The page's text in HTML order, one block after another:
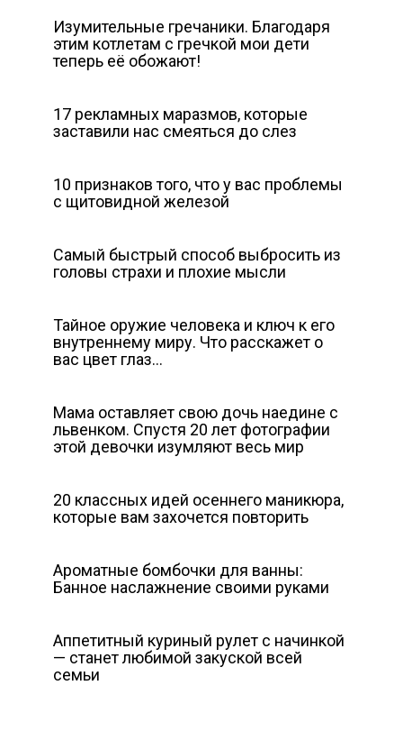
Изумительные гречаники. Благодаря
этим котлетам с гречкой мои дети
теперь её обожают!
17 рекламных маразмов, которые
заставили нас смеяться до слез
10 признаков того, что у вас проблемы
с щитовидной железой
Самый быстрый способ выбросить из
головы страхи и плохие мысли
Тайное оружие человека и ключ к его
внутреннему миру. Что расскажет о
вас цвет глаз…
Мама оставляет свою дочь наедине с
львенком. Спустя 20 лет фотографии
этой девочки изумляют весь мир
20 классных идей осеннего маникюра,
которые вам захочется повторить
Ароматные бомбочки для ванны:
Банное наслажнение своими руками
Аппетитный куриный рулет с начинкой
— станет любимой закуской всей
семьи